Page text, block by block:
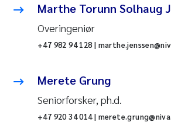
Marthe Torunn Solhaug
Overingeniør
+47 982 94 128 |
Merete Grung
Seniorforsker, ph.d.
+47 920 34 014 |